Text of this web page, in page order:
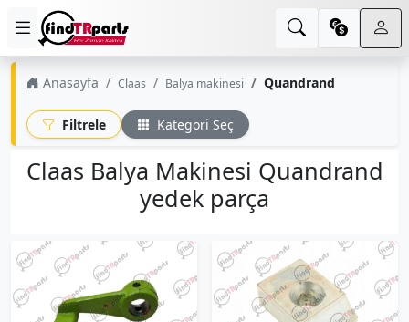
Anasayfa Claas Balya makinesi Quandrand
Filtrele Kategori Seç
Claas Balya Makinesi Quandrand
yedek parça